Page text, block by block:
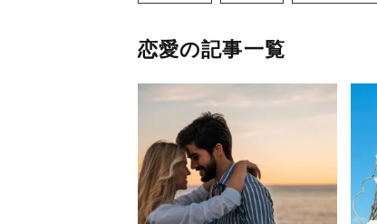
恋愛の記事一覧